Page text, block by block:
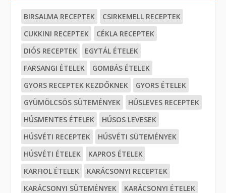
BIRSALMA RECEPTEK
CSIRKEMELL RECEPTEK
CUKKINI RECEPTEK
CÉKLA RECEPTEK
DIÓS RECEPTEK
EGYTÁL ÉTELEK
FARSANGI ÉTELEK
GOMBÁS ÉTELEK
GYORS RECEPTEK KEZDŐKNEK
GYORS ÉTELEK
GYÜMÖLCSÖS SÜTEMÉNYEK
HÚSLEVES RECEPTEK
HÚSMENTES ÉTELEK
HÚSOS LEVESEK
HÚSVÉTI RECEPTEK
HÚSVÉTI SÜTEMÉNYEK
HÚSVÉTI ÉTELEK
KAPROS ÉTELEK
KARFIOL ÉTELEK
KARÁCSONYI RECEPTEK
KARÁCSONYI SÜTEMÉNYEK
KARÁCSONYI ÉTELEK